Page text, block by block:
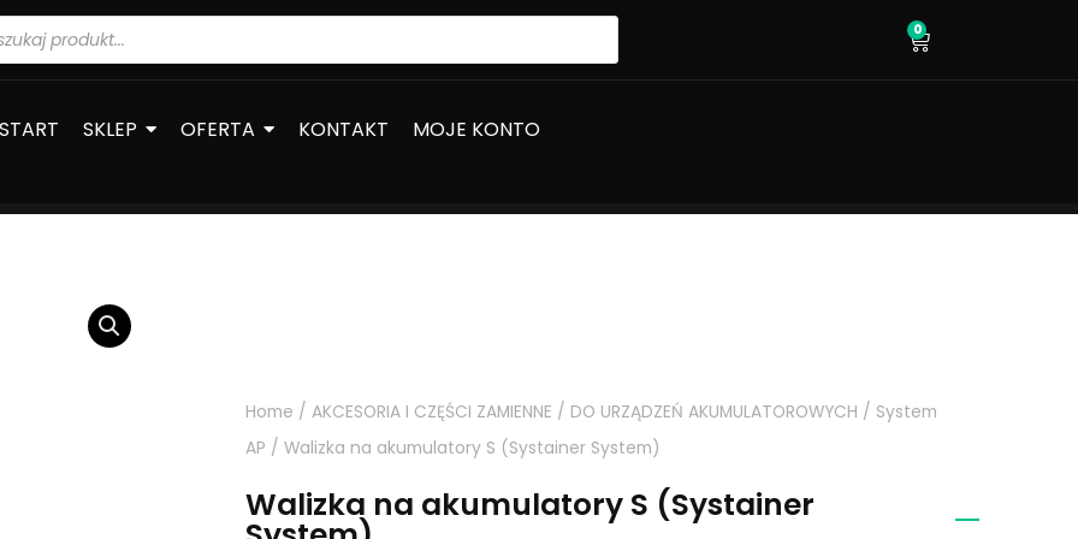
0 wózek
START SKLEP OFERTA KONTAKT MOJE KONTO
Home / AKCESORIA I CZĘŚCI ZAMIENNE / DO URZĄDZEŃ AKUMULATOROWYCH / System
AP / Walizka na akumulatory S (Systainer System)
Walizka na akumulatory S (Systainer